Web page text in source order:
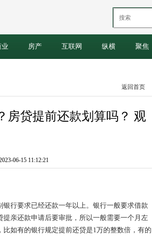
业 房产 互联网 纵横 聚焦
返回首页
房贷提前还款划算吗？ 观
06-15 11:12:21
行要求已经还款一年以上。银行一般要求借款
亲还款申请后要审批，所以一般需要一个月左
如有的银行规定提前还贷是1万的整数倍，有的